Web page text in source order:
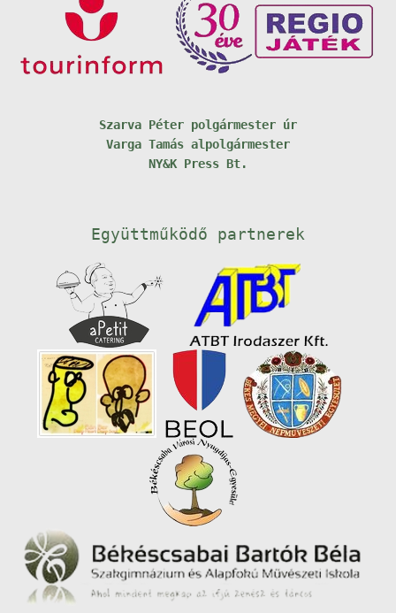
Szarva Péter polgármester úr
Varga Tamás alpolgármester
NY&K Press Bt.
Együttműködő partnerek